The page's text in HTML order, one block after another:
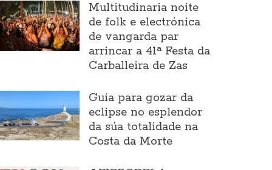
Multitudinaria noite
de folk e electrónica
de vangarda par
arrincar a 41ª Festa da
Carballeira de Zas
Guía para gozar da
eclipse no esplendor
da súa totalidade na
Costa da Morte